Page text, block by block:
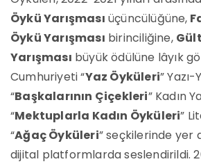
Öykü Yarışması üçüncülüğüne,
Öykü Yarışması birinciliğine,
Yarışması büyük ödülüne lâyık
Cumhuriyeti “Yaz Öyküleri”
“Başkalarının Çiçekleri” Kadın
“Mektuplarla Kadın Öyküleri”
“Ağaç Öyküleri” seçkilerinde yer
dijital platformlarda seslendirildi.